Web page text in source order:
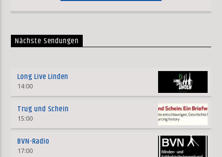
Nächste Sendungen
Long Live Linden
14:00
Trug und Schein
15:00
BVN-Radio
17:00